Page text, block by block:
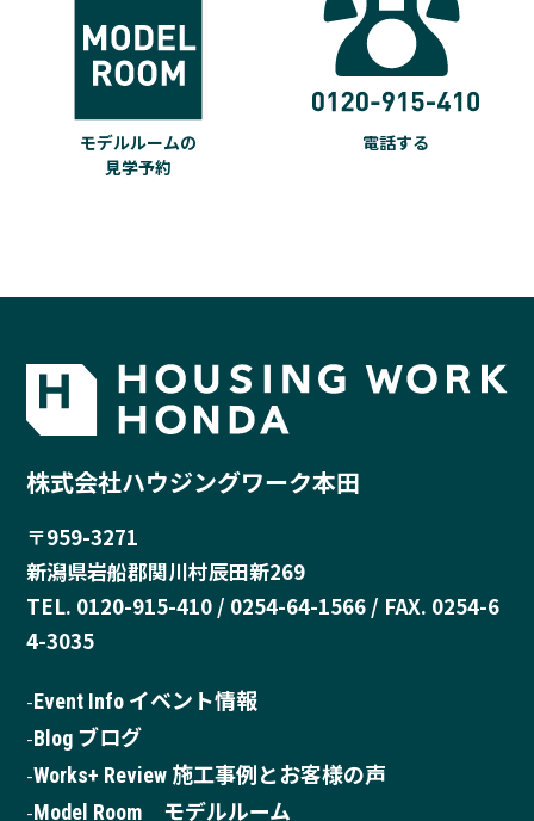
モデルルームの
見学予約
電話する
株式会社ハウジングワーク本田
〒959-3271
新潟県岩船郡関川村辰田新269
TEL. 0120-915-410 / 0254-64-1566 / FAX. 0254-6
4-3035
Event Info イベント情報
Blog ブログ
Works+ Review 施工事例とお客様の声
Model Room モデルルーム